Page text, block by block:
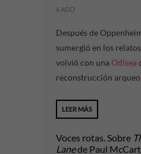
6 AGO
Después de
sumergió en los
volvió con una Odisea
reconstrucción
LEER MÁS
Voces rotas. Sobre
Lanede Paul